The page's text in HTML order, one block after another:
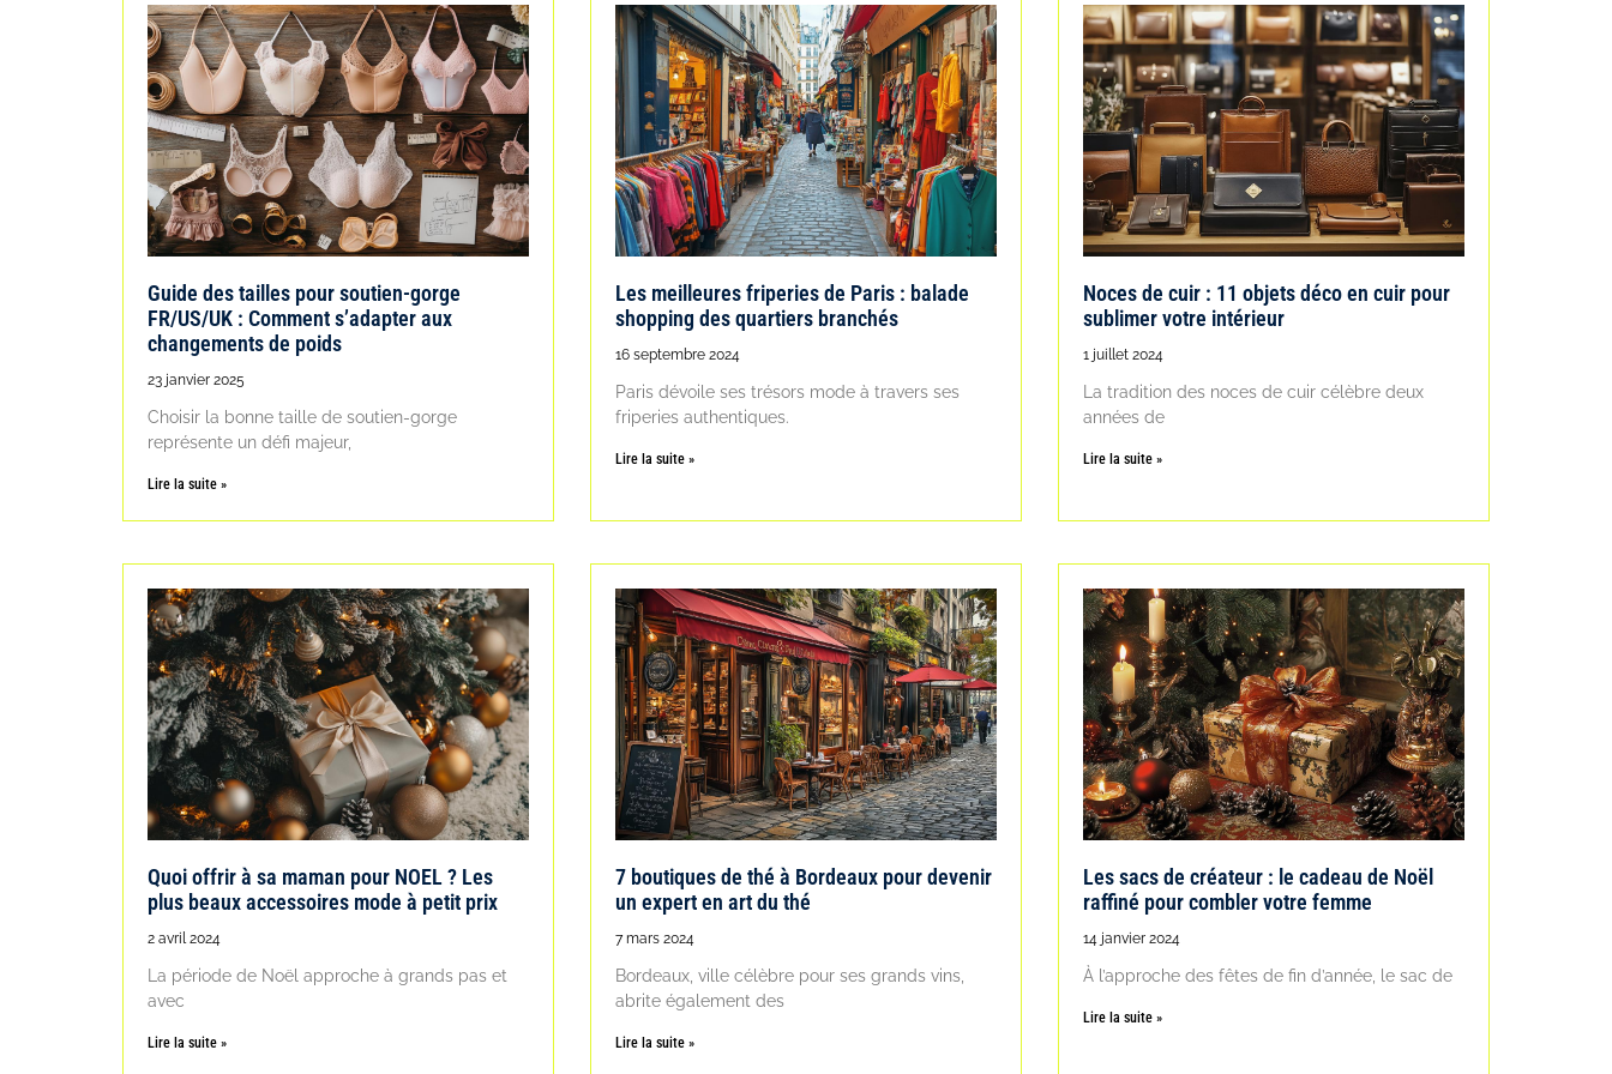
Guide des tailles pour soutien-gorge
FR/US/UK : Comment s’adapter aux
changements de poids
23 janvier 2025
Choisir la bonne taille de soutien-gorge
représente un défi majeur,
Lire la suite »
Les meilleures friperies de Paris : balade
shopping des quartiers branchés
16 septembre 2024
Paris dévoile ses trésors mode à travers ses
friperies authentiques.
Lire la suite »
Noces de cuir : 11 objets déco en cuir pour
sublimer votre intérieur
1 juillet 2024
La tradition des noces de cuir célèbre deux
années de
Lire la suite »
Quoi offrir à sa maman pour NOEL ? Les
plus beaux accessoires mode à petit prix
2 avril 2024
La période de Noël approche à grands pas et
avec
Lire la suite »
7 boutiques de thé à Bordeaux pour devenir
un expert en art du thé
7 mars 2024
Bordeaux, ville célèbre pour ses grands vins,
abrite également des
Lire la suite »
Les sacs de créateur : le cadeau de Noël
raffiné pour combler votre femme
14 janvier 2024
À l’approche des fêtes de fin d’année, le sac de
Lire la suite »